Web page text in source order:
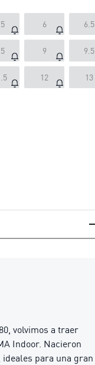
6 6.5
9 9.5
12 13
volvimos a traer
Indoor. Nacieron
para una gran